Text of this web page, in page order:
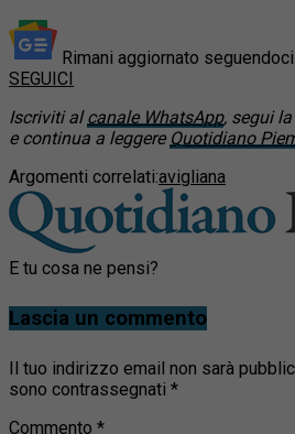
Rimani aggiornato
SEGUICI
Iscriviti alcanale WhatsApp, segui
e continua a leggere Quotidiano
Argomenti correlati:avigliana
E tu cosa ne pensi?
Lascia un commento
Il tuo indirizzo email non sarà
sono contrassegnati *
Commento *